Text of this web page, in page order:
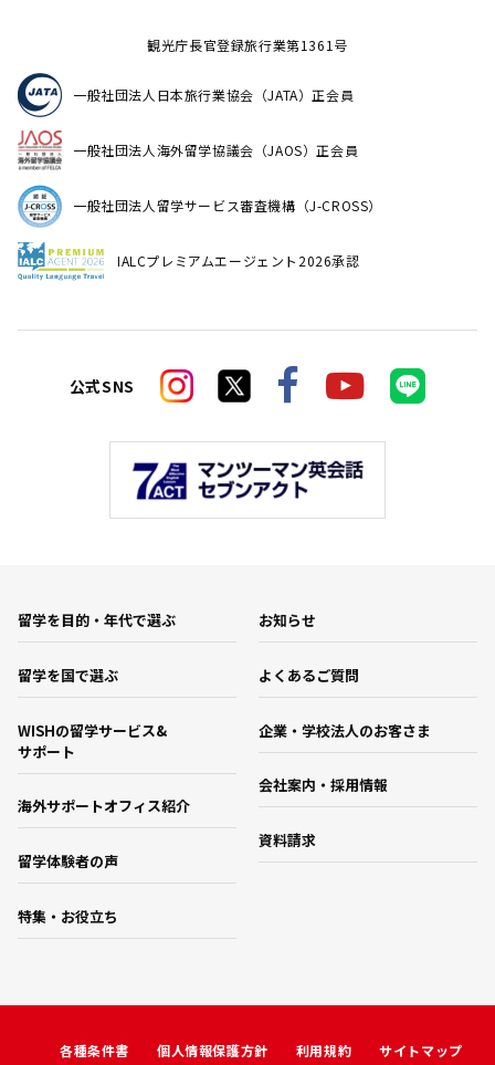
観光庁長官登録旅行業第1361号
一般社団法人日本旅行業協会（JATA）正会員
一般社団法人海外留学協議会（JAOS）正会員
一般社団法人留学サービス審査機構（J-CROSS）
IALCプレミアムエージェント2026承認
公式SNS
留学を目的・年代で選ぶ
留学を国で選ぶ
WISHの留学サービス&
サポート
海外サポートオフィス紹介
留学体験者の声
特集・お役立ち
お知らせ
よくあるご質問
企業・学校法人のお客さま
会社案内・採用情報
資料請求
各種条件書 個人情報保護方針 利用規約 サイトマップ